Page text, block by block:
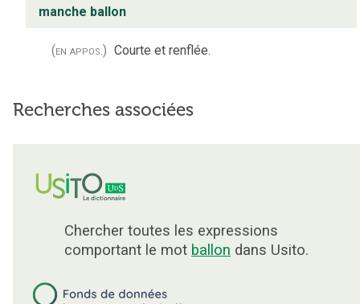
manche ballon
(en appos.) Courte et renflée.
Recherches associées
Chercher toutes les expressions
comportant le mot ballon dans Usito.